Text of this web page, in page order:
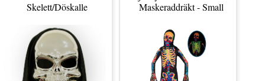
accessoarer för en dödligt snygg
glittrande skelettmotiv Inget annat på
bilden ingår Storlek: One size
(vuxenstorlek)
Skelett/Döskalle
Maskeraddräkt - Small